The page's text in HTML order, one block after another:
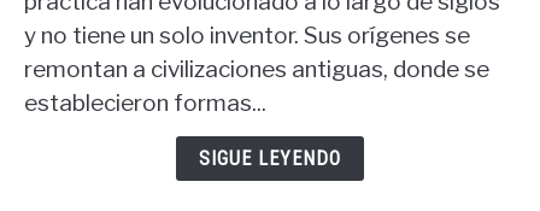
el
las
y no tiene un solo inventor. Sus orígenes se
remontan a civilizaciones antiguas, donde se
establecieron formas...
SIGUE LEYENDO